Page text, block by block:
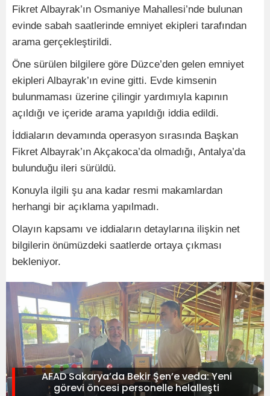
Fikret Albayrak’ın Osmaniye Mahallesi’nde bulunan
evinde sabah saatlerinde emniyet ekipleri tarafından
arama gerçekleştirildi.
Öne sürülen bilgilere göre Düzce’den gelen emniyet
ekipleri Albayrak’ın evine gitti. Evde kimsenin
bulunmaması üzerine çilingir yardımıyla kapının
açıldığı ve içeride arama yapıldığı iddia edildi.
İddiaların devamında operasyon sırasında Başkan
Fikret Albayrak’ın Akçakoca’da olmadığı, Antalya’da
bulunduğu ileri sürüldü.
Konuyla ilgili şu ana kadar resmi makamlardan
herhangi bir açıklama yapılmadı.
Olayın kapsamı ve iddiaların detaylarına ilişkin net
bilgilerin önümüzdeki saatlerde ortaya çıkması
bekleniyor.
AFAD Sakarya’da Bekir Şen’e veda: Yeni
görevi öncesi personelle helalleşti